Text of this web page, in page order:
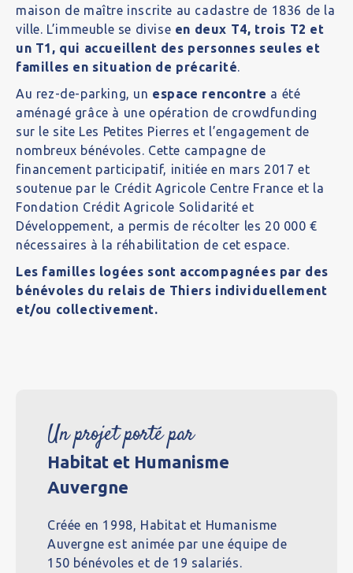
maison de maître inscrite au cadastre de 1836 de la
ville. L’immeuble se divise en deux T4, trois T2 et
un T1, qui accueillent des personnes seules et
familles en situation de précarité.
Au rez-de-parking, un espace rencontre a été
aménagé grâce à une opération de crowdfunding
sur le site Les Petites Pierres et l’engagement de
nombreux bénévoles. Cette campagne de
financement participatif, initiée en mars 2017 et
soutenue par le Crédit Agricole Centre France et la
Fondation Crédit Agricole Solidarité et
Développement, a permis de récolter les 20 000 €
nécessaires à la réhabilitation de cet espace.
Les familles logées sont accompagnées par des
bénévoles du relais de Thiers individuellement
et/ou collectivement.
Un projet porté par
Habitat et Humanisme
Auvergne
Créée en 1998, Habitat et Humanisme
Auvergne est animée par une équipe de
150 bénévoles et de 19 salariés.